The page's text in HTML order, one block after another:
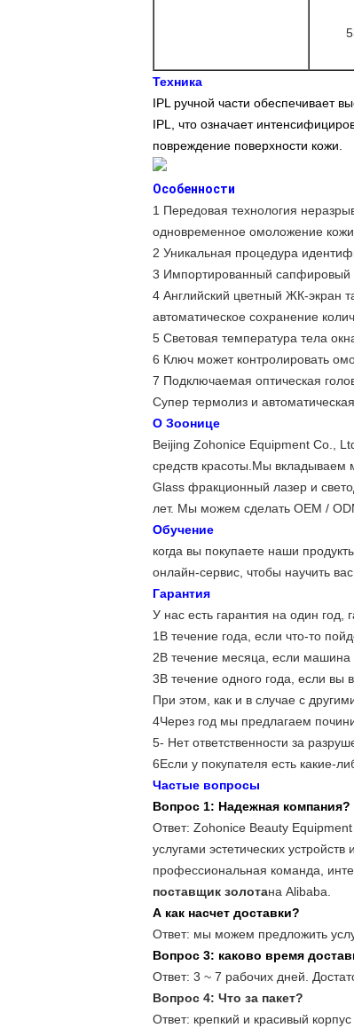
Техника
IPL ручной части обеспечивает
IPL, что означает
повреждение поверхности кожи.
Особенности
1 Передовая технология
одновременное омоложение кожи
2 Уникальная процедура
3 Импортированный сапфировый
4 Английский цветный ЖК-экран
автоматическое сохранение
5 Световая температура тела
6 Ключ может контролировать
7 Подключаемая оптическая
Супер термолиз и
О Зоонице
Beijing Zohonice Equipment Co.,
средств красоты.Мы вкладываем
Glass фракционный лазер и
лет. Мы можем сделать OEM /
Обучение
когда вы покупаете наши
онлайн-сервис, чтобы научить
Гарантия
У нас есть гарантия на один год,
1В течение года, если что-то
2В течение месяца, если
3В течение одного года, если вы
При этом, как и в случае с
4Через год мы предлагаем
5- Нет ответственности за
6Если у покупателя есть какие-
Частые вопросы
Вопрос 1: Надежная компания?
Ответ: Zohonice Beauty
услугами эстетических
профессиональная команда,
поставщик золотана Alibaba.
А как насчет доставки?
Ответ: мы можем предложить
Вопрос 3: каково время
Ответ: 3 ~ 7 рабочих дней.
Вопрос 4: Что за пакет?
Ответ: крепкий и красивый